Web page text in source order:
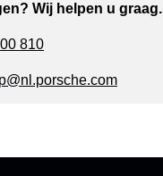
Wij helpen u graag.
810